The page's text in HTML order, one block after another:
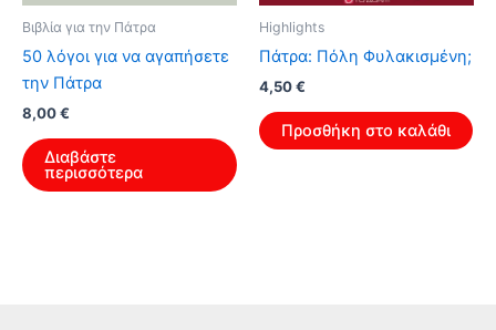
Βιβλία για την Πάτρα
50 λόγοι για να αγαπήσετε
την Πάτρα
8,00€
Διαβάστε
περισσότερα
Highlights
Πάτρα: Πόλη Φυλακισμένη;
Original
was:
7,20 €.
4,50€
τιμή
είναι:
Προσθήκη στο καλάθι